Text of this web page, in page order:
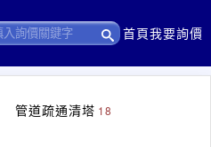
首頁我要詢價
管道疏通清塔 18